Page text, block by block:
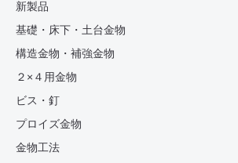
新製品
基礎・床下・土台金物
構造金物・補強金物
２×４用金物
ビス・釘
プロイズ金物
金物工法